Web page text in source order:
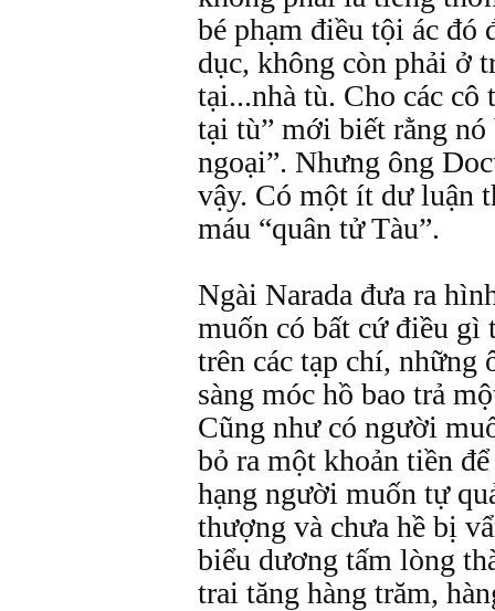
bé phạm điều tội ác đó
dục, không còn phải ở
tại...nhà tù. Cho các cô
tại tù” mới biết rằng
ngoại”. Nhưng ông
vậy. Có một ít dư luận
máu “quân tử Tàu”.
Ngài Narada đưa ra
muốn có bất cứ điều gì
trên các tạp chí, những
sàng móc hồ bao trả
Cũng như có người
bỏ ra một khoản tiền
hạng người muốn tự
thượng và chưa hề bị
biểu dương tấm lòng
trai tăng hàng trăm,